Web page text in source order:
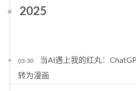
2025
03-30
当AI遇上我的红丸：
转为漫画